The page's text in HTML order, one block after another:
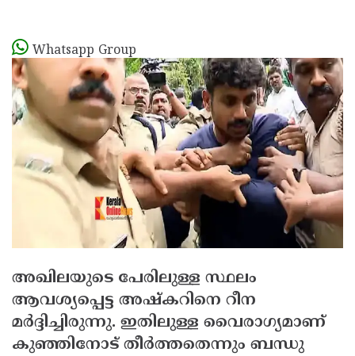
Whatsapp Group
അഖിലയുടെ പേരിലുള്ള സ്ഥലം
ആവശ്യപ്പെട്ട അഷ്‌കറിനെ റീന
മര്‍ദ്ദിച്ചിരുന്നു. ഇതിലുള്ള വൈരാഗ്യമാണ്
കുഞ്ഞിനോട് തീര്‍ത്തതെന്നും ബന്ധു